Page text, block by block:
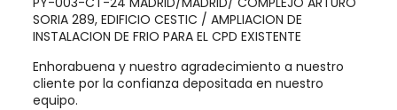
SORIA 289, EDIFICIO CESTIC / AMPLIACION DE
INSTALACION DE FRIO PARA EL CPD EXISTENTE
Enhorabuena y nuestro agradecimiento a nuestro
cliente por la confianza depositada en nuestro
equipo.